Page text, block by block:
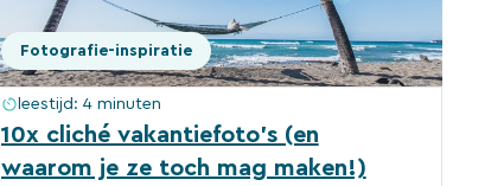
Fotografie-inspiratie
leestijd: 4 minuten
10x cliché vakantiefoto’s (en
waarom je ze toch mag maken!)